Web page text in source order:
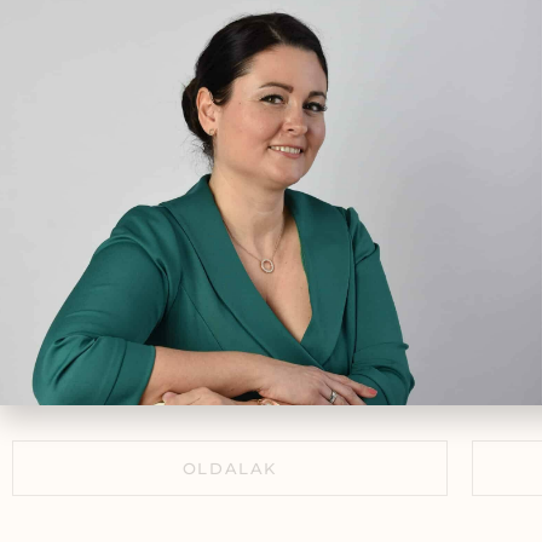
PMS tünetek enyhítése
természetesen:
gyógynövényes megoldások
a premenstruációs szindróma
kezelésére
2025.09.04.
Keringési rendszer
természetes segítői
2021.03.18.
OLDALAK